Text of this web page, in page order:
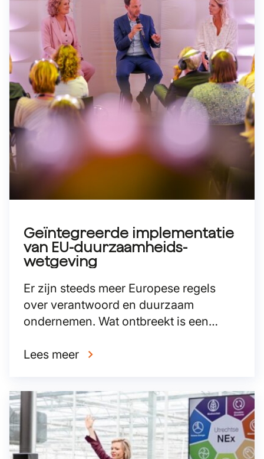
Geïntegreerde implementatie
van EU-duurzaamheids-
wetgeving
Er zijn steeds meer Europese regels
over verantwoord en duurzaam
ondernemen. Wat ontbreekt is een
bestaande duurzaamheidsregels.
Lees meer